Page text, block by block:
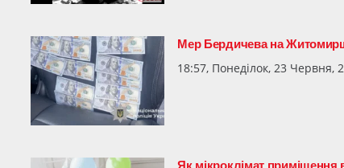
Мер Бердичева на
18:57, Понеділок, 23 Червня,
Як мікроклімат приміщення